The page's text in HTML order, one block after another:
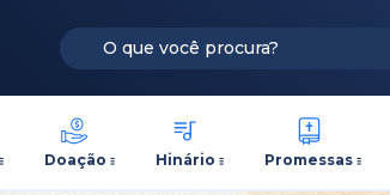
Doação Hinário Promessas